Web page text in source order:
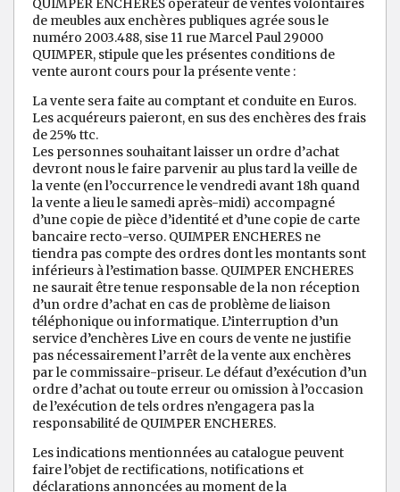
QUIMPER ENCHERES opérateur de ventes volontaires
de meubles aux enchères publiques agrée sous le
numéro 2003.488, sise 11 rue Marcel Paul 29000
QUIMPER, stipule que les présentes conditions de
vente auront cours pour la présente vente :
La vente sera faite au comptant et conduite en Euros.
Les acquéreurs paieront, en sus des enchères des frais
de 25% ttc.
Les personnes souhaitant laisser un ordre d’achat
devront nous le faire parvenir au plus tard la veille de
la vente (en l’occurrence le vendredi avant 18h quand
la vente a lieu le samedi après-midi) accompagné
d’une copie de pièce d’identité et d’une copie de carte
bancaire recto-verso. QUIMPER ENCHERES ne
tiendra pas compte des ordres dont les montants sont
inférieurs à l’estimation basse. QUIMPER ENCHERES
ne saurait être tenue responsable de la non réception
d’un ordre d’achat en cas de problème de liaison
téléphonique ou informatique. L’interruption d’un
service d’enchères Live en cours de vente ne justifie
pas nécessairement l’arrêt de la vente aux enchères
par le commissaire-priseur. Le défaut d’exécution d’un
ordre d’achat ou toute erreur ou omission à l’occasion
de l’exécution de tels ordres n’engagera pas la
responsabilité de QUIMPER ENCHERES.
Les indications mentionnées au catalogue peuvent
faire l’objet de rectifications, notifications et
déclarations annoncées au moment de la